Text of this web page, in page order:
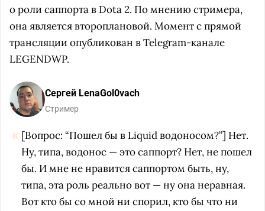
о роли саппорта в Dota 2. По мнению стримера,
она является второплановой. Момент с прямой
трансляции опубликован в Telegram-канале
LEGENDWP.
Сергей LenaGol0vach
Стример
[Вопрос: “Пошел бы в Liquid водоносом?”] Нет.
Ну, типа, водонос — это саппорт? Нет, не пошел
бы. И мне не нравится саппортом быть, ну,
типа, эта роль реально вот — ну она неравная.
Вот кто бы со мной ни спорил, кто бы что ни